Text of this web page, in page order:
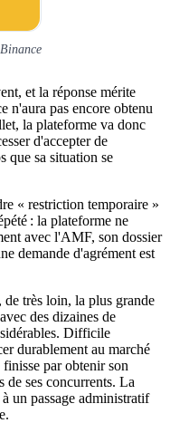
et la réponse mérite
n'aura pas encore obtenu
la plateforme va donc
d'accepter de
que sa situation se
« restriction temporaire »
: la plateforme ne
avec l'AMF, son dossier
demande d'agrément est
de très loin, la plus grande
des dizaines de
Difficile
durablement au marché
par obtenir son
de ses concurrents. La
un passage administratif